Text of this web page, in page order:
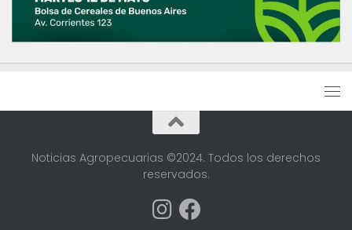
Noticias Agropecuarias ©2024. Todos los derechos
reservados.